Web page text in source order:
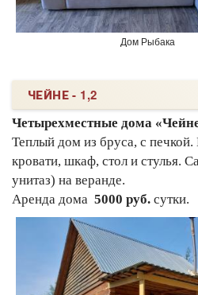
Дом Рыбака
ЧЕЙНЕ - 1,2
Четырехместные дома
Теплый дом из бруса, с
кровати, шкаф, стол и стулья.
унитаз) на веранде.
Аренда дома 5000 руб. сутки.